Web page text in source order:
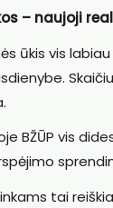
– naujoji
ūkis vis
BŽŪP vis
tai